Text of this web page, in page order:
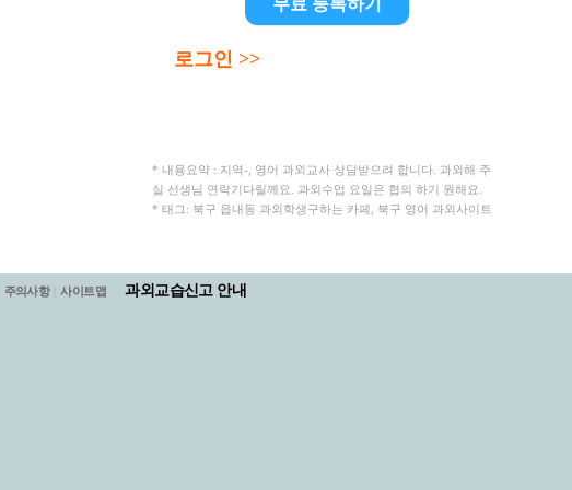
무료 등록하기
로그인 >>
* 내용요약 : 지역-, 영어 과외교사 상담받으려 합니다. 과외해 주
실 선생님 연락기다릴께요. 과외수업 요일은 협의 하기 원해요.
* 태그: 북구 읍내동 과외학생구하는 카페, 북구 영어 과외사이트
주의사항 사이트맵 과외교습신고 안내